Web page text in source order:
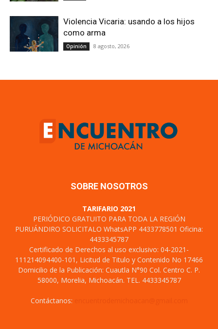
Violencia Vicaria: usando a los hijos
como arma
Opinión 8 agosto, 2026
SOBRE NOSOTROS
TARIFARIO 2021
PERIÓDICO GRATUITO PARA TODA LA REGIÓN
PURUÁNDIRO SOLICITALO WhatsAPP 4433778501 Oficina:
4433345787
Certificado de Derechos al uso exclusivo: 04-2021-
111214094400-101, Licitud de Titulo y Contenido No 17466
Domicilio de la Publicación: Cuautla N°90 Col. Centro C. P.
58000, Morelia, Michoacán. TEL. 4433345787
Contáctanos: